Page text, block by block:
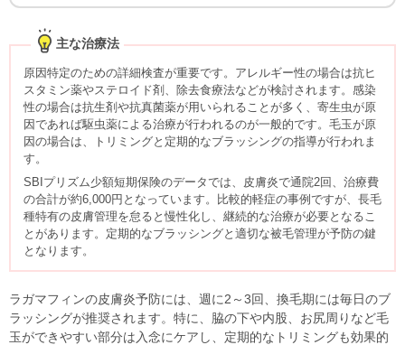
主な治療法
原因特定のための詳細検査が重要です。アレルギー性の場合は抗ヒ
スタミン薬やステロイド剤、除去食療法などが検討されます。感染
性の場合は抗生剤や抗真菌薬が用いられることが多く、寄生虫が原
因であれば駆虫薬による治療が行われるのが一般的です。毛玉が原
因の場合は、トリミングと定期的なブラッシングの指導が行われま
す。
SBIプリズム少額短期保険のデータでは、皮膚炎で通院2回、治療費
の合計が約6,000円となっています。比較的軽症の事例ですが、長毛
種特有の皮膚管理を怠ると慢性化し、継続的な治療が必要となるこ
とがあります。定期的なブラッシングと適切な被毛管理が予防の鍵
となります。
ラガマフィンの皮膚炎予防には、週に2～3回、換毛期には毎日のブ
ラッシングが推奨されます。特に、脇の下や内股、お尻周りなど毛
玉ができやすい部分は入念にケアし、定期的なトリミングも効果的